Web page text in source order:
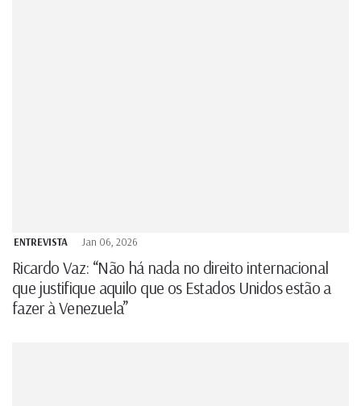
ENTREVISTA Jan 06, 2026
Ricardo Vaz: “Não há nada no direito internacional
que justifique aquilo que os Estados Unidos estão a
fazer à Venezuela”